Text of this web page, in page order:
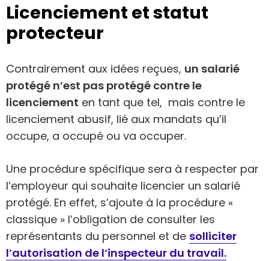
Licenciement et statut
protecteur
Contrairement aux idées reçues, un salarié
protégé n’est pas protégé contre le
licenciement en tant que tel, mais contre le
licenciement abusif, lié aux mandats qu’il
occupe, a occupé ou va occuper.
Une procédure spécifique sera à respecter par
l’employeur qui souhaite licencier un salarié
protégé. En effet, s’ajoute à la procédure «
classique » l’obligation de consulter les
représentants du personnel et de solliciter
l’autorisation de l’inspecteur du travail.